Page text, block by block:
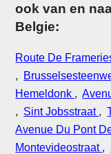
ook van en
Belgie:
Route De
,
Hemeldonk ,
, Sint Jobsstraat ,
Avenue Du Pont
Montevideostraat ,